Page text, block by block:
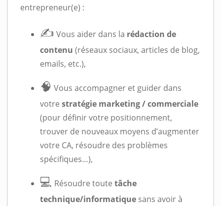
entrepreneur(e) :
✍️ Vous aider dans la rédaction de
contenu (réseaux sociaux, articles de blog,
emails, etc.),
🧠 Vous accompagner et guider dans
votre stratégie marketing / commerciale
(pour définir votre positionnement,
trouver de nouveaux moyens d’augmenter
votre CA, résoudre des problèmes
spécifiques…),
💻 Résoudre toute tâche
technique/informatique sans avoir à